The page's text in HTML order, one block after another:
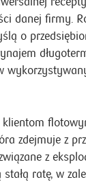
danej firmy.
o
klientom
zdejmuje z
z
stałą ratę, w